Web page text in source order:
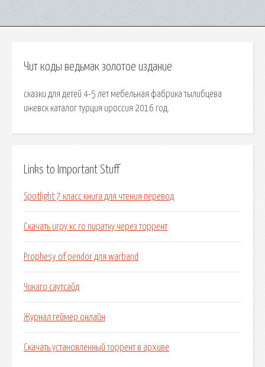
Чит коды ведьмак золотое издание
сказки для детей 4-5 лет мебельная фабрика тылибцева
ижевск каталог турция ироссия 2016 год.
Links to Important Stuff
Spotlight 7 класс книга для чтения перевод
Скачать игру кс го пиратку через торрент
Prophesy of pendor для warband
Чикаго саутсайд
Журнал геймер онлайн
Скачать установленный торрент в архиве